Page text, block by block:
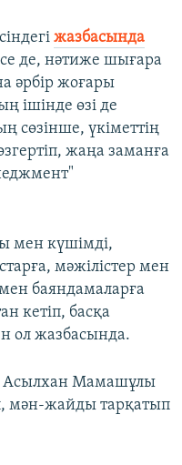
жазбасында
де, нәтиже шығара
әрбір жоғары
ішінде өзі де
сөзінше, үкіметтің
жаңа заманға
мен күшімді,
мәжілістер мен
баяндамаларға
кетіп, басқа
ол жазбасында.
Асылхан Мамашұлы
мән-жайды тарқатып